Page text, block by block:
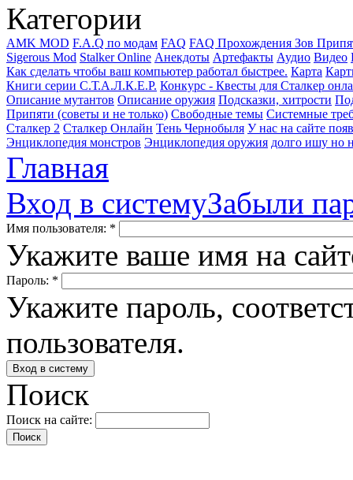
Категории
AMK MOD F.A.Q по модам FAQ FAQ Прохождения Зов
Sigerous Mod Stalker Online Анекдоты Артефакты Аудио Видео
Как сделать чтобы ваш компьютер работал быстрее. Карта
Книги серии С.Т.А.Л.К.Е.Р. Конкурс - Квесты для Сталкер
Описание мутантов Описание оружия Подсказки, хитрости
Припяти (советы и не только) Свободные темы Системные
Сталкер 2 Сталкер Онлайн Тень Чернобыля У нас на сайте
Энциклопедия монстров Энциклопедия оружия долго ишу но
Главная
Вход в системуЗабыли
Имя пользователя: *
Укажите ваше имя на
Пароль: *
Укажите пароль,
пользователя.
Поиск
Поиск на сайте: